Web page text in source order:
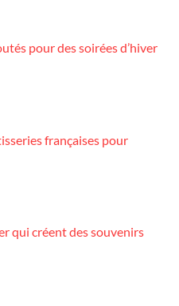
pour des soirées d’hiver
françaises pour
qui créent des souvenirs